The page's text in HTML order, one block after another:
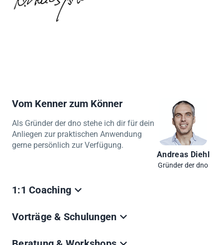
Andreas Diehl
Gründer der dno
Vom Kenner zum Könner
Als Gründer der dno stehe ich dir für dein
Anliegen zur praktischen Anwendung
gerne persönlich zur Verfügung.
1:1 Coaching
Schnell, einfach, unkompliziert auch ohne
Vorträge & Schulungen